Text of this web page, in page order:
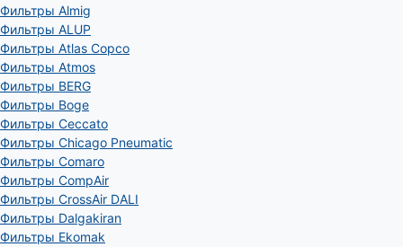
Фильтры Almig
Фильтры ALUP
Фильтры Atlas Copco
Фильтры Atmos
Фильтры BERG
Фильтры Boge
Фильтры Ceccato
Фильтры Chicago Pneumatic
Фильтры Comaro
Фильтры CompAir
Фильтры CrossAir DALI
Фильтры Dalgakiran
Фильтры Ekomak